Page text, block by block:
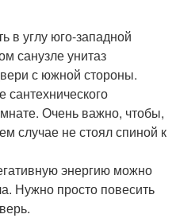
в углу юго-западной
санузле унитаз
с южной стороны.
Очень важно, чтобы,
случае не стоял спиной к
энергию можно
Нужно просто повесить